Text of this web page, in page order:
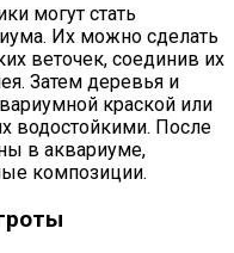
могут стать
Их можно сделать
веточек, соединив их
Затем деревья и
краской или
водостойкими. После
в аквариуме,
композиции.